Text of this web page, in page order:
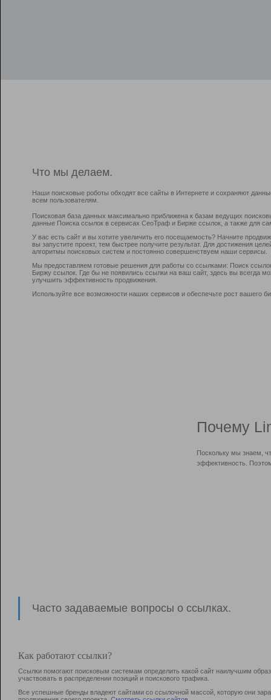
Что мы делаем.
Наши поисковые роботы обходят все сайты в Интернете и сохраняют
всем пользователям.
Поисковая база данных максимально приближена к базам ведущих
данные Поиска ссылок в сервисах СеоТраф и Бирже ссылок, а также для
У вас есть сайт и вы хотите увеличить его посещаемость? Начните
вы запустите проект, тем быстрее получите результат. Для достижения
алгоритмы поисковых систем и постоянно совершенствуем наши сервисы.
Мы предоставляем готовые решения для работы со ссылками: Поиск
Биржу ссылок. Где бы не появились ссылки на ваш сайт, здесь вы всегда
улучшить эффективность продвижения.
Используйте все возможности наших сервисов и обеспечьте рост вашего
Почему
Поскольку мы знаем,
эффективность.
Часто задаваемые вопросы о ссылках.
Как работают ссылки?
Ссылки помогают поисковым системам определить какой сайт наилучшим
участвовать в раcпределении позиций и поискового трафика.
Все успешные бренды владеют сайтами со ссылочной массой, которую они